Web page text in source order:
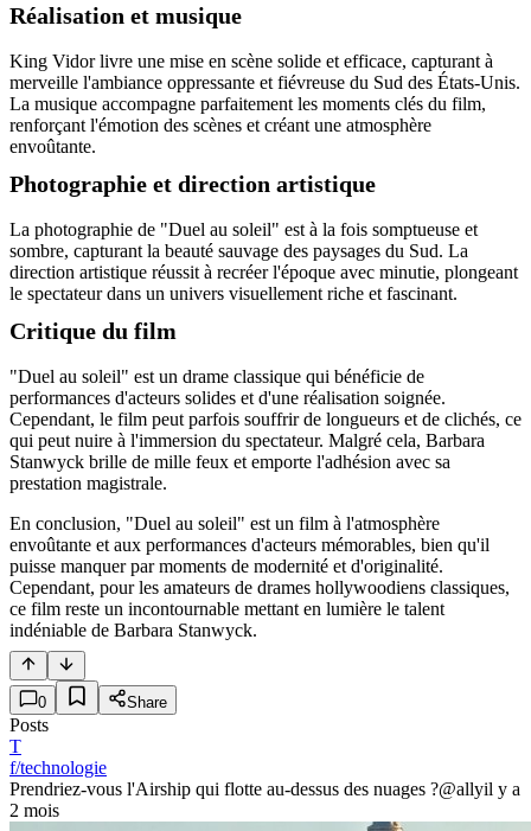
Réalisation et musique
King Vidor livre une mise en scène solide et efficace, capturant à
merveille l'ambiance oppressante et fiévreuse du Sud des États-Unis.
La musique accompagne parfaitement les moments clés du film,
renforçant l'émotion des scènes et créant une atmosphère
envoûtante.
Photographie et direction artistique
La photographie de "Duel au soleil" est à la fois somptueuse et
sombre, capturant la beauté sauvage des paysages du Sud. La
direction artistique réussit à recréer l'époque avec minutie, plongeant
le spectateur dans un univers visuellement riche et fascinant.
Critique du film
"Duel au soleil" est un drame classique qui bénéficie de
performances d'acteurs solides et d'une réalisation soignée.
Cependant, le film peut parfois souffrir de longueurs et de clichés, ce
qui peut nuire à l'immersion du spectateur. Malgré cela, Barbara
Stanwyck brille de mille feux et emporte l'adhésion avec sa
prestation magistrale.
En conclusion, "Duel au soleil" est un film à l'atmosphère
envoûtante et aux performances d'acteurs mémorables, bien qu'il
puisse manquer par moments de modernité et d'originalité.
Cependant, pour les amateurs de drames hollywoodiens classiques,
ce film reste un incontournable mettant en lumière le talent
indéniable de Barbara Stanwyck.
0 Share
Posts
T
f/technologie
Prendriez-vous l'Airship qui flotte au-dessus des nuages ?@allyil y a
2 mois